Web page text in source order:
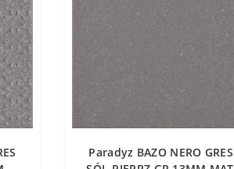
Paradyz BAZO NERO GRES